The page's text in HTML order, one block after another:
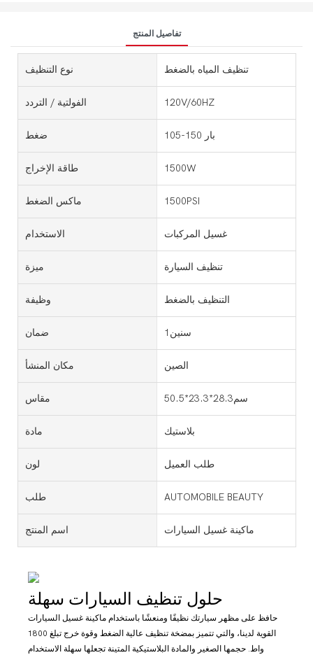
تفاصيل المنتج
نوع التنظيف تنظيف المياه بالضغط
الفولتية / التردد 120V/60HZ
ضغط 105-150 بار
طاقة الإخراج 1500W
ماكس الضغط 1500PSI
الاستخدام غسيل المركبات
ميزة تنظيف السيارة
وظيفة التنظيف بالضغط
ضمان سنين1
مكان المنشأ الصين
مقاس سم28.3*23.3*50.5
مادة بلاستيك
لون طلب العميل
طلب AUTOMOBILE BEAUTY
اسم المنتج ماكينة غسيل السيارات
حافظ على مظهر سيارتك نظيفًا ومنعشًا باستخدام ماكينة غسيل السيارات
القوية لدينا، والتي تتميز بمضخة تنظيف عالية الضغط وقوة خرج تبلغ 1800
واط. حجمها الصغير والمادة البلاستيكية المتينة تجعلها سهلة الاستخدام